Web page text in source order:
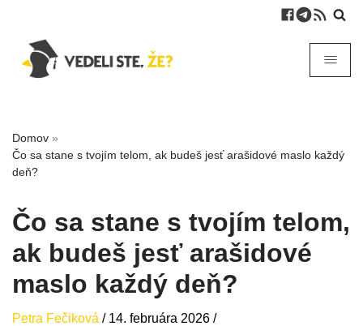
Domov »
Čo sa stane s tvojím telom, ak budeš jesť arašidové maslo každý
deň?
Čo sa stane s tvojím telom,
ak budeš jesť arašidové
maslo každý deň?
Petra Fečiková / 14. februára 2026 /